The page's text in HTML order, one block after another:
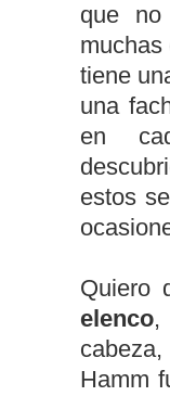
que no
muchas
tiene
una
en
estos
Quiero
elenco,
Hamm